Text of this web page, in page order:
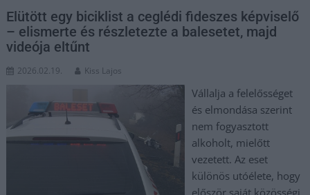
Elütött egy biciklist a ceglédi fideszes képviselő
– elismerte és részletezte a balesetet, majd
videója eltűnt
2026.02.19. Kiss Lajos
Vállalja a felelősséget
és elmondása szerint
nem fogyasztott
alkoholt, mielőtt
vezetett. Az eset
különös utóélete, hogy
először saját közösségi